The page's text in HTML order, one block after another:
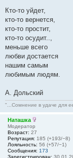
Кто-то уйдет,
кто-то вернется,
кто-то простит,
кто-то осудит..,
меньше всего
любви достается
нашим самым
любимым людям.
А. Дольский
"...Сомнение в удаче для
Наташка
Модератор
Возраст: 27
Репутация: 185 (+193/−8)
Лояльность: 56 (+57/−1)
Сообщения: 173
Зарегистрирован: